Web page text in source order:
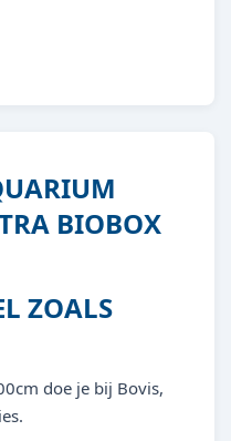
BIOBOX
ZOALS
doe je bij Bovis,